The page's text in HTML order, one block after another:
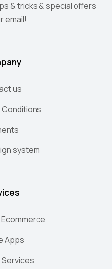
& tricks & special offers
email!
us
Conditions
system
Apps